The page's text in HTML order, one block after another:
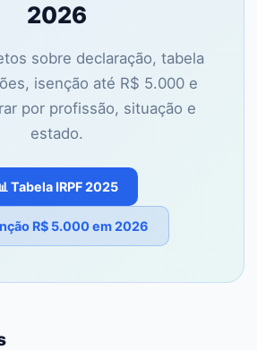
2026
sobre declaração, tabela
isenção até R$ 5.000 e
por profissão, situação e
estado.
Tabela IRPF 2025
R$ 5.000 em 2026